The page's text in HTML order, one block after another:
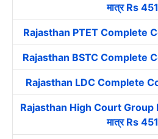
मात्र Rs
Rajasthan PTET Complete
Rajasthan BSTC Complete
Rajasthan LDC Complete
Rajasthan High Court
मात्र Rs